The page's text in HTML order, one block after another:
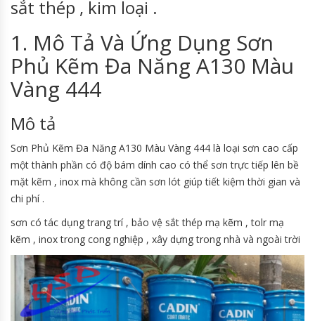
sắt thép , kim loại .
1. Mô Tả Và Ứng Dụng Sơn
Phủ Kẽm Đa Năng A130 Màu
Vàng 444
Mô tả
Sơn Phủ Kẽm Đa Năng A130 Màu Vàng 444 là loại sơn cao cấp
một thành phần có độ bám dính cao có thể sơn trực tiếp lên bề
mặt kẽm , inox mà không cần sơn lót giúp tiết kiệm thời gian và
chi phí .
sơn có tác dụng trang trí , bảo vệ sắt thép mạ kẽm , tolr mạ
kẽm , inox trong cong nghiệp , xây dựng trong nhà và ngoài trời